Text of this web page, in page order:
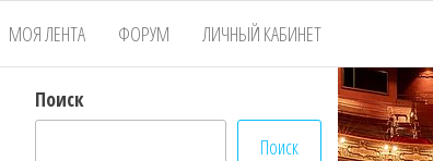
МОЯ ЛЕНТА ФОРУМ ЛИЧНЫЙ КАБИНЕТ
Поиск
Поиск